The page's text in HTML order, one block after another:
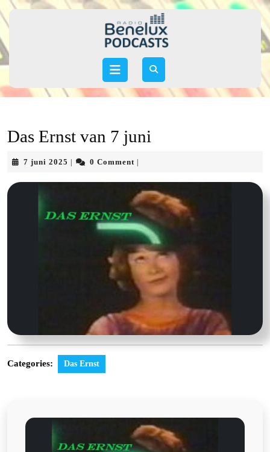
Skip
to
Open
Das Ernst van 7 juni
7 juni 2025 7
2025
0 Comment
Categories: Das Ernst